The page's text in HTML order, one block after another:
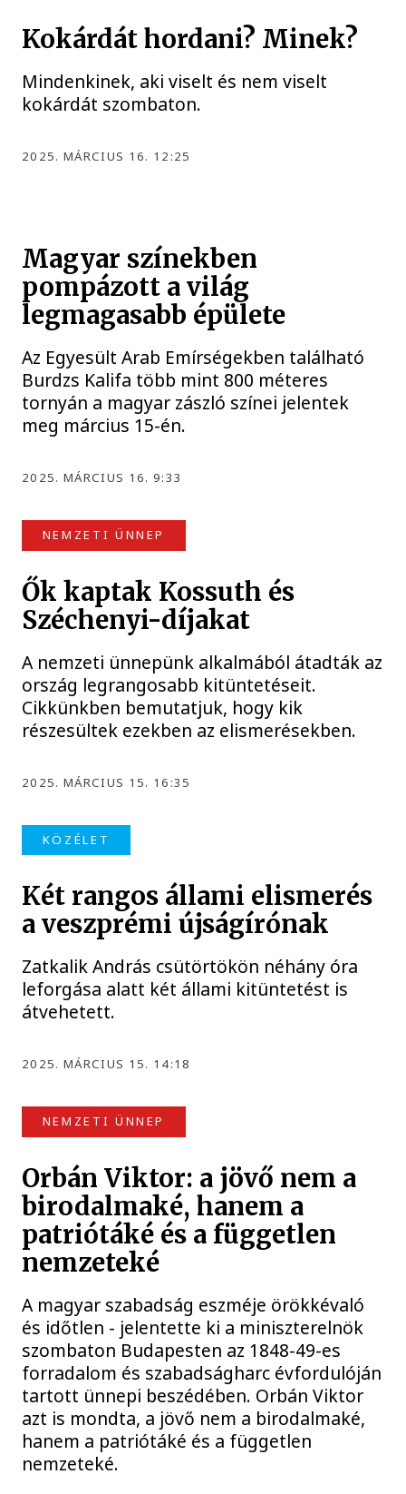
Kokárdát hordani? Minek?
Mindenkinek, aki viselt és nem viselt
kokárdát szombaton.
2025. MÁRCIUS 16. 12:25
Magyar színekben
pompázott a világ
legmagasabb épülete
Az Egyesült Arab Emírségekben található
Burdzs Kalifa több mint 800 méteres
tornyán a magyar zászló színei jelentek
meg március 15-én.
2025. MÁRCIUS 16. 9:33
NEMZETI ÜNNEP
Ők kaptak Kossuth és
Széchenyi-díjakat
A nemzeti ünnepünk alkalmából átadták az
ország legrangosabb kitüntetéseit.
Cikkünkben bemutatjuk, hogy kik
részesültek ezekben az elismerésekben.
2025. MÁRCIUS 15. 16:35
KÖZÉLET
Két rangos állami elismerés
a veszprémi újságírónak
Zatkalik András csütörtökön néhány óra
leforgása alatt két állami kitüntetést is
átvehetett.
2025. MÁRCIUS 15. 14:18
NEMZETI ÜNNEP
Orbán Viktor: a jövő nem a
birodalmaké, hanem a
patriótáké és a független
nemzeteké
A magyar szabadság eszméje örökkévaló
és időtlen - jelentette ki a miniszterelnök
szombaton Budapesten az 1848-49-es
forradalom és szabadságharc évfordulóján
tartott ünnepi beszédében. Orbán Viktor
azt is mondta, a jövő nem a birodalmaké,
hanem a patriótáké és a független
nemzeteké.